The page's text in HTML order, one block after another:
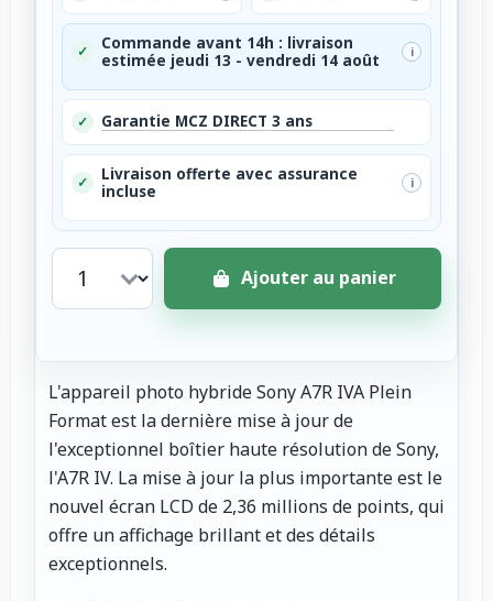
✓
Commande avant 14h : livraison
estimée jeudi 13 - vendredi 14 août
i
✓ Garantie MCZ DIRECT 3 ans
✓
Livraison offerte avec assurance
incluse
i
Ajouter au panier
L'appareil photo hybride Sony A7R IVA Plein
Format est la dernière mise à jour de
l'exceptionnel boîtier haute résolution de Sony,
l'A7R IV. La mise à jour la plus importante est le
nouvel écran LCD de 2,36 millions de points, qui
offre un affichage brillant et des détails
exceptionnels.